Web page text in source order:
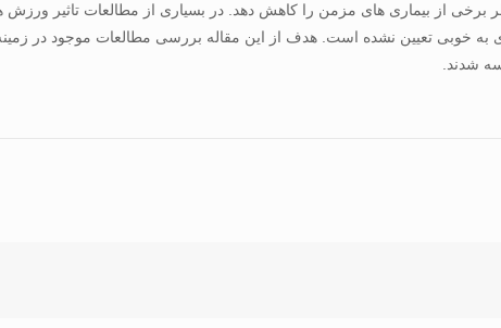
از بیماری های مزمن را کاهش دهد. در بسیاری از مطالعات تاثیر
خوبی تعیین نشده است. هدف از این مقاله بررسی مطالعات موجود در
شدند.